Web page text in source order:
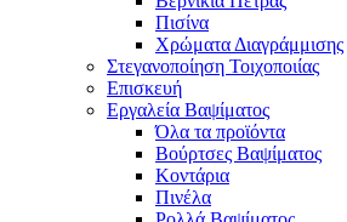
Πισίνα
Χρώματα Διαγράμμισης
Στεγανοποίηση Τοιχοποιίας
Επισκευή
Εργαλεία Βαψίματος
Όλα τα προϊόντα
Βούρτσες Βαψίματος
Κοντάρια
Πινέλα